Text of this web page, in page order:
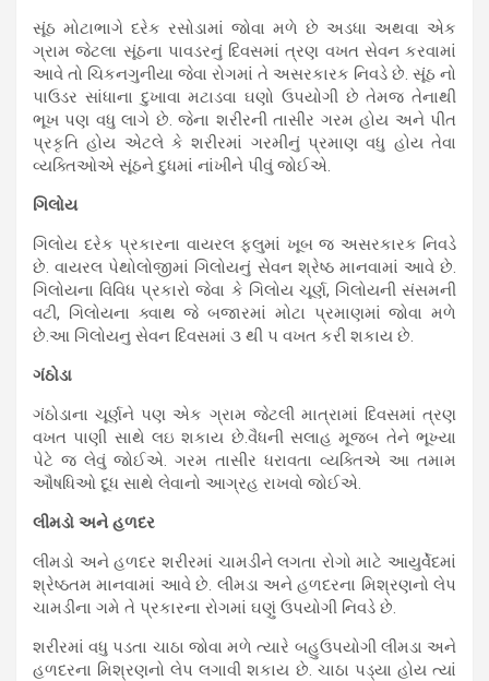
સૂંઠ મોટાભાગે દરેક રસોડામાં જોવા મળે છે અડધા અથવા એક
ગ્રામ જેટલા સૂંઠના પાવડરનું દિવસમાં ત્રણ વખત સેવન કરવામાં
આવે તો ચિકનગુનીયા જેવા રોગમાં તે અસરકારક નિવડે છે. સૂંઠ નો
પાઉડર સાંધાના દુખાવા મટાડવા ઘણો ઉપયોગી છે તેમજ તેનાથી
ભૂખ પણ વધુ લાગે છે. જેના શરીરની તાસીર ગરમ હોય અને પીત
પ્રકૃતિ હોય એટલે કે શરીરમાં ગરમીનું પ્રમાણ વધુ હોય તેવા
વ્યક્તિઓએ સૂંઠને દુધમાં નાંખીને પીવું જોઈએ.
ગિલોય
ગિલોય દરેક પ્રકારના વાયરલ ફ્લુમાં ખૂબ જ અસરકારક નિવડે
છે. વાયરલ પેથોલોજીમાં ગિલોયનું સેવન શ્રેષ્ઠ માનવામાં આવે છે.
ગિલોયના વિવિધ પ્રકારો જેવા કે ગિલોય ચૂર્ણ, ગિલોયની સંસમની
વટી, ગિલોયના ક્વાથ જે બજારમાં મોટા પ્રમાણમાં જોવા મળે
છે.આ ગિલોયનુ સેવન દિવસમાં ૩ થી ૫ વખત કરી શકાય છે.
ગંઠોડા
ગંઠોડાના ચૂર્ણને પણ એક ગ્રામ જેટલી માત્રામાં દિવસમાં ત્રણ
વખત પાણી સાથે લઇ શકાય છે.વૈધની સલાહ મૂજબ તેને ભૂખ્યા
પેટે જ લેવું જોઈએ. ગરમ તાસીર ધરાવતા વ્યક્તિએ આ તમામ
ઔષધિઓ દૂધ સાથે લેવાનો આગ્રહ રાખવો જોઈએ.
લીમડો અને હળદર
લીમડો અને હળદર શરીરમાં ચામડીને લગતા રોગો માટે આયુર્વેદમાં
શ્રેષ્ઠતમ માનવામાં આવે છે. લીમડા અને હળદરના મિશ્રણનો લેપ
ચામડીના ગમે તે પ્રકારના રોગમાં ઘણું ઉપયોગી નિવડે છે.
શરીરમાં વધુ પડતા ચાઠા જોવા મળે ત્યારે બહુઉપયોગી લીમડા અને
હળદરના મિશ્રણનો લેપ લગાવી શકાય છે. ચાઠા પડ્યા હોય ત્યાં